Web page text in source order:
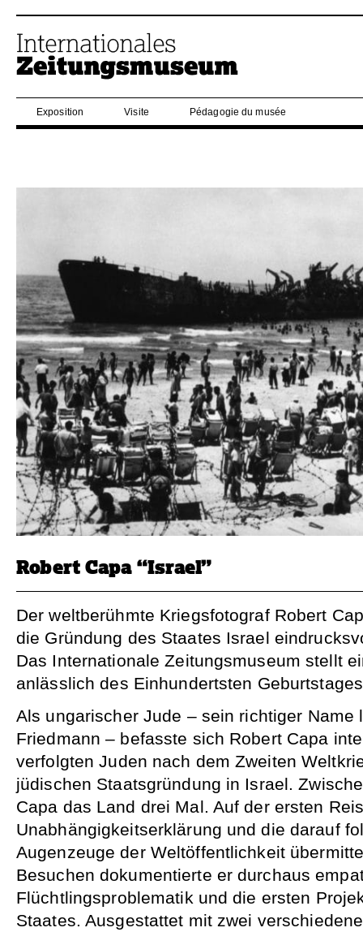
Exposition Visite Pédagogie du musée
Robert Capa “Israel”
Der weltberühmte Kriegsfotograf Robert
die Gründung des Staates Israel
Das Internationale Zeitungsmuseum stellt
anlässlich des Einhundertsten
Als ungarischer Jude – sein richtiger Name
Friedmann – befasste sich Robert Capa
verfolgten Juden nach dem Zweiten
jüdischen Staatsgründung in Israel.
Capa das Land drei Mal. Auf der ersten
Unabhängigkeitserklärung und die darauf
Augenzeuge der Weltöffentlichkeit
Besuchen dokumentierte er durchaus
Flüchtlingsproblematik und die ersten
Staates. Ausgestattet mit zwei